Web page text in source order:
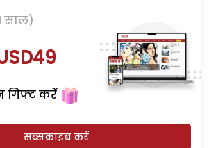
साल)
गिफ्ट करें
सब्सक्राइब करें